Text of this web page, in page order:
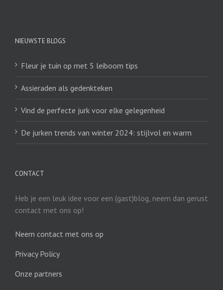
NIEUWSTE BLOGS
Fleur je tuin op met 5 leiboom tips
Assieraden als gedenkteken
Vind de perfecte jurk voor elke gelegenheid
De jurken trends van winter 2024: stijlvol en warm
CONTACT
Heb je een leuk idee voor een (gast)blog, neem dan gerust
contact met ons op!
Neem contact met ons op
Privacy Policy
Onze partners